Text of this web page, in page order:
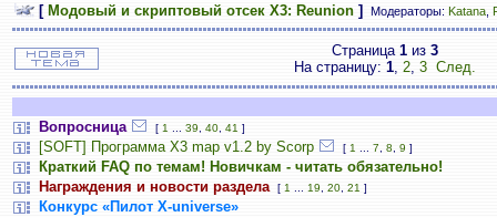
[ Модовый и скриптовый отсек X3: Reunion ] Модераторы: Katana
Страница 1 из 3
На страницу: 1, 2, 3 След.
Вопросница [ 1 39 40 41 ]
[SOFT] Программа X3 map v1.2 by Scorp [ 1 7 8 9 ]
Краткий FAQ по темам! Новичкам - читать обязательно!
Награждения и новости раздела
[ 1 19 20 21 ]
Конкурс «Пилот Х-universe»